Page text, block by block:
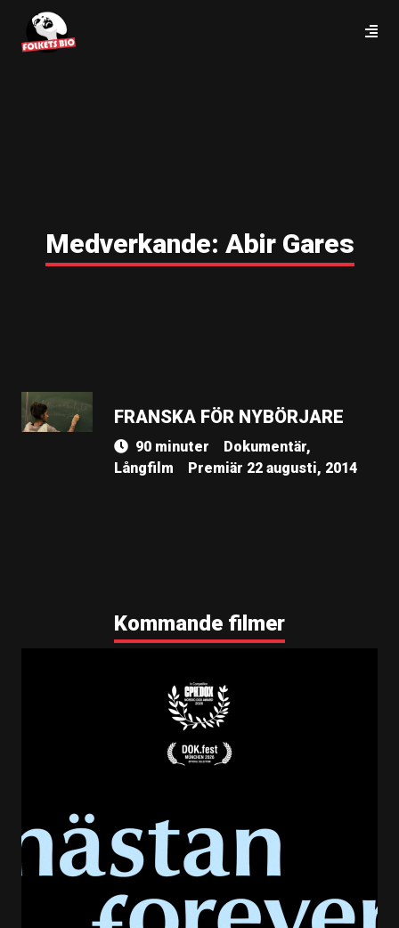
Medverkande: Abir Gares
FRANSKA FÖR NYBÖRJARE
90 minuter
Dokumentär,
Långfilm
Premiär 22 augusti, 2014
Kommande filmer